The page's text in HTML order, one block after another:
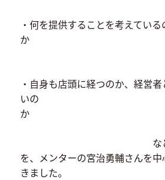
・何を提供することを考えている
・自身も店頭に経つのか、経営
いの
などの基本
を、メンターの宮治勇輔さんを
きました。